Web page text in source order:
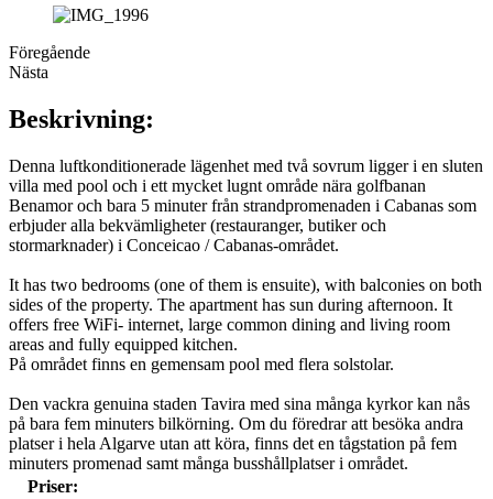
Föregående
Nästa
Beskrivning:
Denna luftkonditionerade lägenhet med två sovrum ligger i en sluten
villa med pool och i ett mycket lugnt område nära golfbanan
Benamor och bara 5 minuter från strandpromenaden i Cabanas som
erbjuder alla bekvämligheter (restauranger, butiker och
stormarknader) i Conceicao / Cabanas-området.
It has two bedrooms (one of them is ensuite), with balconies on both
sides of the property. The apartment has sun during afternoon. It
offers free WiFi- internet, large common dining and living room
areas and fully equipped kitchen.
På området finns en gemensam pool med flera solstolar.
Den vackra genuina staden Tavira med sina många kyrkor kan nås
på bara fem minuters bilkörning. Om du föredrar att besöka andra
platser i hela Algarve utan att köra, finns det en tågstation på fem
minuters promenad samt många busshållplatser i området.
Priser: